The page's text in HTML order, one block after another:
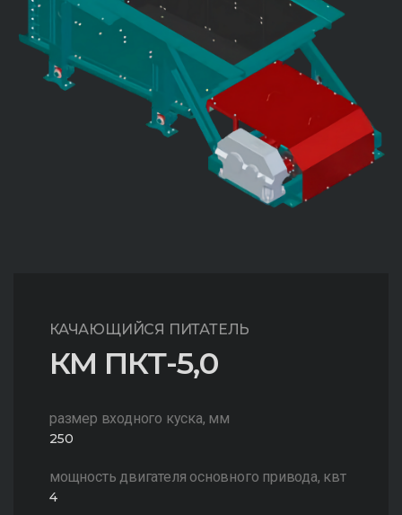
КАЧАЮЩИЙСЯ ПИТАТЕЛЬ
КМ ПКТ-5,0
размер входного куска, мм
250
мощность двигателя основного привода, квт
4